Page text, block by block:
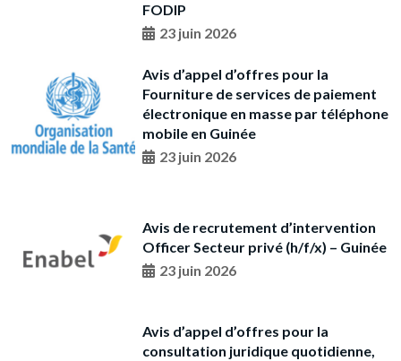
FODIP
23 juin 2026
Avis d’appel d’offres pour la
Fourniture de services de paiement
électronique en masse par téléphone
mobile en Guinée
23 juin 2026
Avis de recrutement d’intervention
Officer Secteur privé (h/f/x) – Guinée
23 juin 2026
Avis d’appel d’offres pour la
consultation juridique quotidienne,